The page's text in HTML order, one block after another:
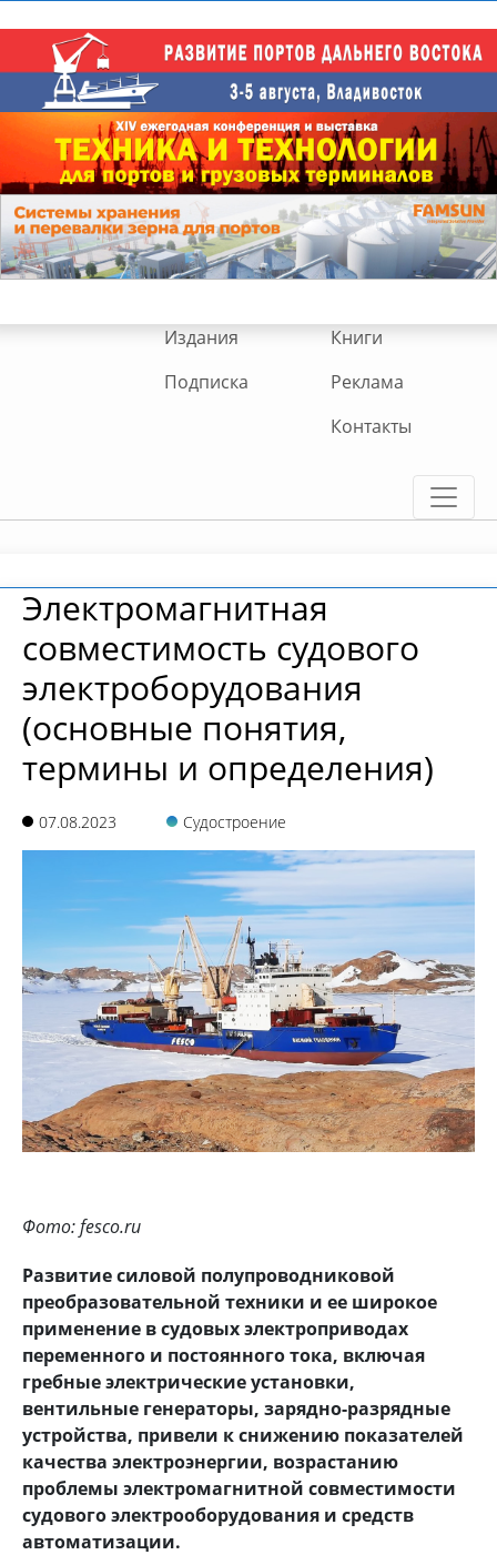
Издания
Книги
Подписка
Реклама
Контакты
Электромагнитная
совместимость судового
электроборудования
(основные понятия,
термины и определения)
07.08.2023 Судостроение
Фото: fesco.ru
Развитие силовой полупроводниковой
преобразовательной техники и ее широкое
применение в судовых электроприводах
переменного и постоянного тока, включая
гребные электрические установки,
вентильные генераторы, зарядно-разрядные
устройства, привели к снижению показателей
качества электроэнергии, возрастанию
проблемы электромагнитной совместимости
судового электрооборудования и средств
автоматизации.